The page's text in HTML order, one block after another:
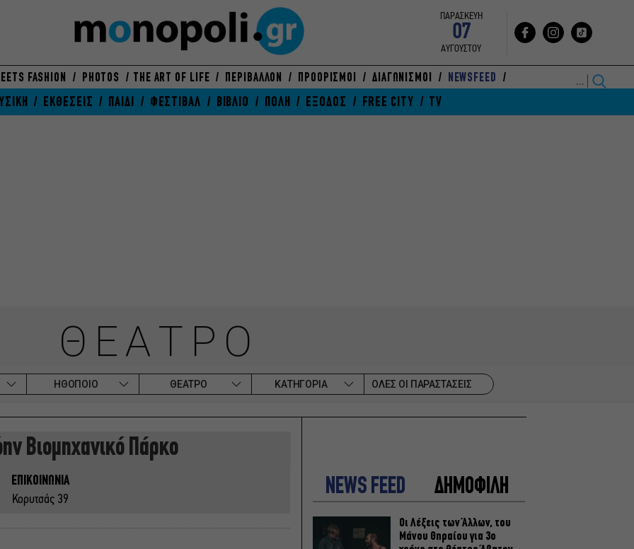
ΠΑΡΑΣΚΕΥΗ
07
ΑΥΓΟΥΣΤΟΥ
FASHION PHOTOS THE ART OF LIFE ΠΕΡΙΒΑΛΛΟΝ ΠΡΟΟΡΙΣΜΟΙ ΔΙΑΓΩΝΙΣΜΟΙ NEWSFEED
ΕΚΘΕΣΕΙΣ ΠΑΙΔΙ ΦΕΣΤΙΒΑΛ ΒΙΒΛΙΟ ΠΟΛΗ ΕΞΟΔΟΣ FREE CITY TV
ΘΕΑΤΡΟ
ΗΘΟΠΟΙΟ ΘΕΑΤΡΟ ΚΑΤΗΓΟΡΙΑ ΟΛΕΣ ΟΙ ΠΑΡΑΣΤΑΣΕΙΣ
Βιομηχανικό Πάρκο
ΕΠΙΚΟΙΝΩΝΙΑ
Κορυτσάς 39
NEWS FEED ΔΗΜΟΦΙΛΗ
Οι Λέξεις των Άλλων, του
Μάνου Θηραίου για 3ο